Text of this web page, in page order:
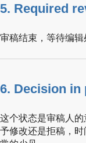
5. Required
审稿结束，等待编
6. Decision in
这个状态是审稿人
予修改还是拒稿，